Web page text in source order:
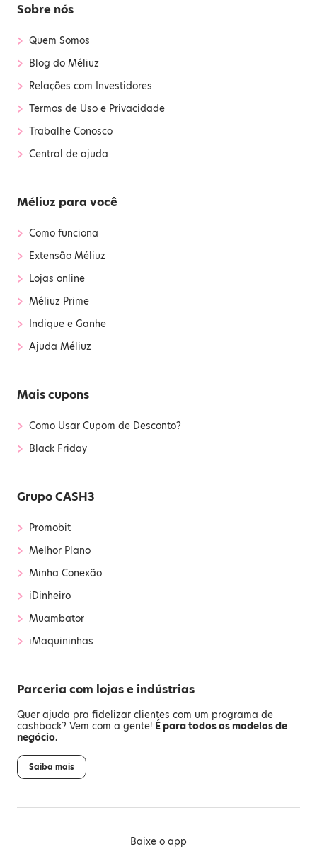
Sobre nós
› Quem Somos
› Blog do Méliuz
› Relações com Investidores
› Termos de Uso e Privacidade
› Trabalhe Conosco
› Central de ajuda
Méliuz para você
› Como funciona
› Extensão Méliuz
› Lojas online
› Méliuz Prime
› Indique e Ganhe
› Ajuda Méliuz
Mais cupons
› Como Usar Cupom de Desconto?
› Black Friday
Grupo CASH3
› Promobit
› Melhor Plano
› Minha Conexão
› iDinheiro
› Muambator
› iMaquininhas
Parceria com lojas e indústrias
Quer ajuda pra fidelizar clientes com um programa de
cashback? Vem com a gente! É para todos os modelos de
negócio.
Saiba mais
Baixe o app